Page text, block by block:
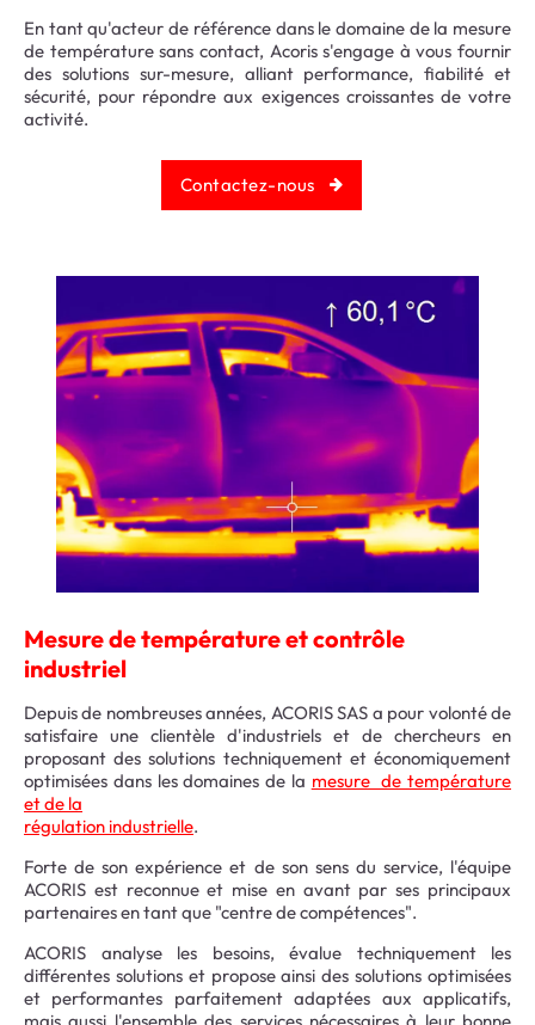
En tant qu'acteur de référence dans le domaine de la mesure
de température sans contact, Acoris s'engage à vous fournir
des solutions sur-mesure, alliant performance, fiabilité et
sécurité, pour répondre aux exigences croissantes de votre
activité.
Contactez-nous
Mesure de température et contrôle
industriel
Depuis de nombreuses années, ACORIS SAS a pour volonté de
satisfaire une clientèle d'industriels et de chercheurs en
proposant des solutions techniquement et économiquement
optimisées dans les domaines de la mesure de température
et de la
régulation industrielle.
Forte de son expérience et de son sens du service, l'équipe
ACORIS est reconnue et mise en avant par ses principaux
partenaires en tant que "centre de compétences".
ACORIS analyse les besoins, évalue techniquement les
différentes solutions et propose ainsi des solutions optimisées
et performantes parfaitement adaptées aux applicatifs,